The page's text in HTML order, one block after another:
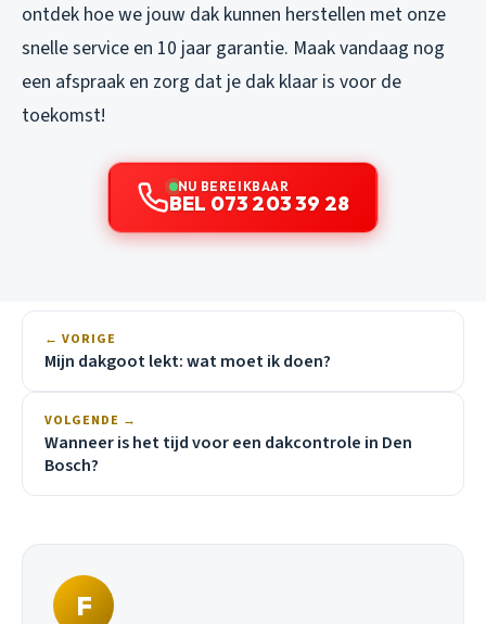
ontdek hoe we jouw dak kunnen herstellen met onze
snelle service en 10 jaar garantie. Maak vandaag nog
een afspraak en zorg dat je dak klaar is voor de
toekomst!
NU BEREIKBAAR
BEL 073 203 39 28
← VORIGE
Mijn dakgoot lekt: wat moet ik doen?
VOLGENDE →
Wanneer is het tijd voor een dakcontrole in Den
Bosch?
F